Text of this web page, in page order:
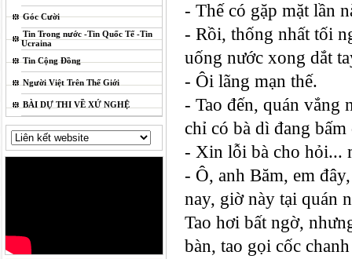
Góc Cười
Tin Trong nước -Tin Quốc Tế -Tin
Ucraina
Tin Cộng Đồng
Người Việt Trên Thế Giới
BÀI DỰ THI VỀ XỨ NGHỆ
- Thế có gặp mặt lần
- Rồi, thống nhất tối
uống nước xong dắt
- Ôi lãng mạn thế.
- Tao đến, quán vắng
chỉ có bà dì đang
- Xin lỗi bà cho hỏi...
- Ô, anh Băm, em
nay, giờ này tại quán
Tao hơi bất ngờ,
bàn, tao gọi cốc